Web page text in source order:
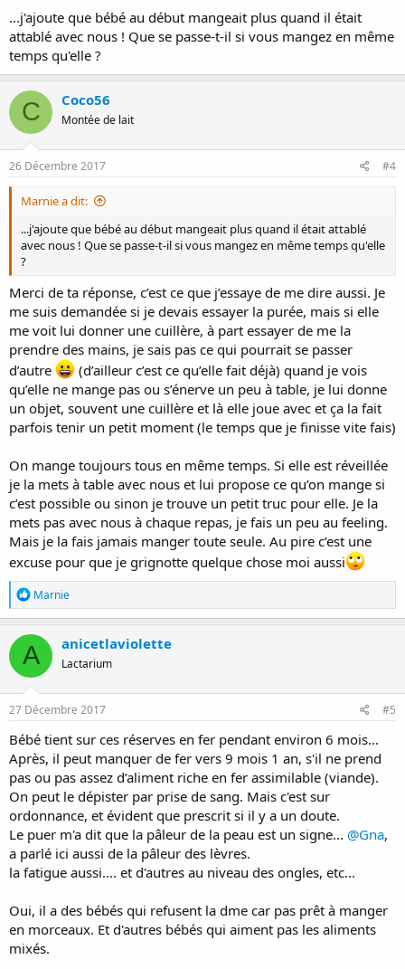
...j'ajoute que bébé au début mangeait plus quand il était
attablé avec nous ! Que se passe-t-il si vous mangez en même
temps qu'elle ?
C Coco56
Montée de lait
26 Décembre 2017 #4
Marnie a dit:
...j'ajoute que bébé au début mangeait plus quand il était attablé
avec nous ! Que se passe-t-il si vous mangez en même temps qu'elle
?
Merci de ta réponse, c’est ce que j’essaye de me dire aussi. Je
me suis demandée si je devais essayer la purée, mais si elle
me voit lui donner une cuillère, à part essayer de me la
prendre des mains, je sais pas ce qui pourrait se passer
d’autre
(d’ailleur c’est ce qu’elle fait déjà) quand je vois
qu’elle ne mange pas ou s’énerve un peu à table, je lui donne
un objet, souvent une cuillère et là elle joue avec et ça la fait
parfois tenir un petit moment (le temps que je finisse vite fais)
On mange toujours tous en même temps. Si elle est réveillée
je la mets à table avec nous et lui propose ce qu’on mange si
c’est possible ou sinon je trouve un petit truc pour elle. Je la
mets pas avec nous à chaque repas, je fais un peu au feeling.
Mais je la fais jamais manger toute seule. Au pire c’est une
excuse pour que je grignotte quelque chose moi aussi
R
é
a
c
t
o
n
s
Marnie
A anicetlaviolette
Lactarium
27 Décembre 2017 #5
Bébé tient sur ces réserves en fer pendant environ 6 mois...
Après, il peut manquer de fer vers 9 mois 1 an, s'il ne prend
pas ou pas assez d’aliment riche en fer assimilable (viande).
On peut le dépister par prise de sang. Mais c'est sur
ordonnance, et évident que prescrit si il y a un doute.
Le puer m'a dit que la pâleur de la peau est un signe... @Gna,
a parlé ici aussi de la pâleur des lèvres.
la fatigue aussi.... et d'autres au niveau des ongles, etc...
Oui, il a des bébés qui refusent la dme car pas prêt à manger
en morceaux. Et d'autres bébés qui aiment pas les aliments
mixés.